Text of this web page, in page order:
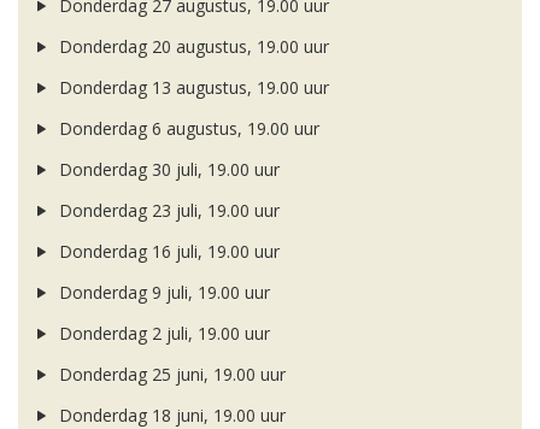
Donderdag 27 augustus, 19.00 uur
Donderdag 20 augustus, 19.00 uur
Donderdag 13 augustus, 19.00 uur
Donderdag 6 augustus, 19.00 uur
Donderdag 30 juli, 19.00 uur
Donderdag 23 juli, 19.00 uur
Donderdag 16 juli, 19.00 uur
Donderdag 9 juli, 19.00 uur
Donderdag 2 juli, 19.00 uur
Donderdag 25 juni, 19.00 uur
Donderdag 18 juni, 19.00 uur